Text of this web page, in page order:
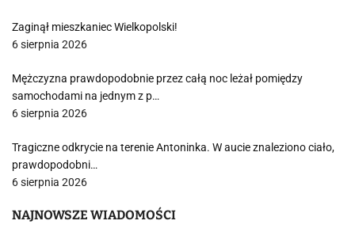
Zaginął mieszkaniec Wielkopolski!
6 sierpnia 2026
Mężczyzna prawdopodobnie przez całą noc leżał pomiędzy
samochodami na jednym z p…
6 sierpnia 2026
Tragiczne odkrycie na terenie Antoninka. W aucie znaleziono ciało,
prawdopodobni…
6 sierpnia 2026
NAJNOWSZE WIADOMOŚCI